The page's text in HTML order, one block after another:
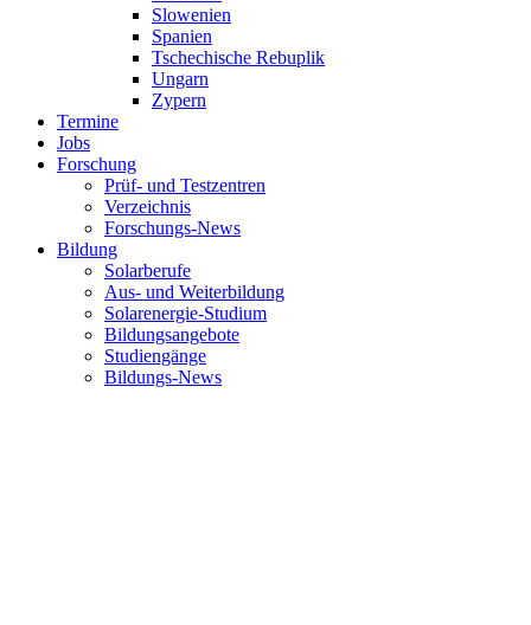
Slowenien
Spanien
Tschechische Rebuplik
Ungarn
Zypern
Termine
Jobs
Forschung
Prüf- und Testzentren
Verzeichnis
Forschungs-News
Bildung
Solarberufe
Aus- und Weiterbildung
Solarenergie-Studium
Bildungsangebote
Studiengänge
Bildungs-News